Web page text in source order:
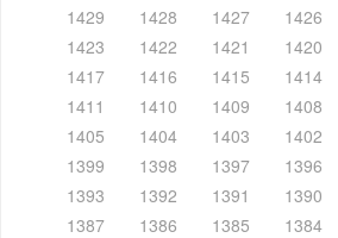
1429
1428 1427 1426
1423
1422 1421 1420
1417
1416 1415 1414
1411
1410 1409 1408
1405
1404 1403 1402
1399
1398 1397 1396
1393
1392 1391 1390
1387
1386 1385 1384